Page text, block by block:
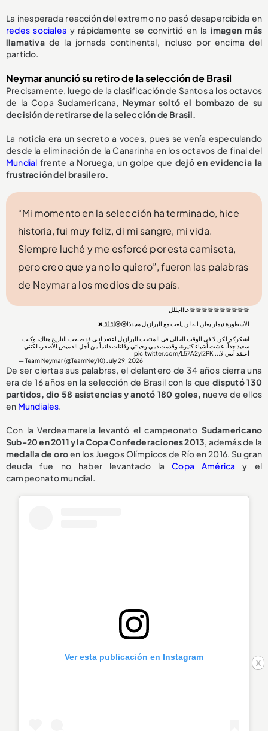
x
La inesperada reacción del extremo no pasó desapercibida en
redes sociales y rápidamente se convirtió en la imagen más
llamativade la jornada continental, incluso por encima del
partido.
Neymar anunció su retiro de la selección de Brasil
Precisamente, luego de la clasificación de Santos a los octavos
de la Copa Sudamericana, Neymar soltó el bombazo de su
decisión deretirarse de la selección de Brasil.
La noticia era un secreto a voces, pues se venía especulando
desde la eliminación de la Canarinha en los octavos de final del
Mundial frente a Noruega, un golpe que dejó en evidencia la
frustración del brasilero.
“Mi momento en la selección ha terminado, hice
historia, fui muy feliz, di mi sangre, mi vida.
Siempre luché y me esforcé por esta camiseta,
pero creo que ya no lo quiero”, fueron las palabras
de Neymar a los medios de su país.
🚨🚨🚨🚨🚨🚨🚨🚨🚨🚨عاااجللل
الأسطورة نيمار يعلن انه لن يلعب مع البرازيل مجددًا😢😢🇧🇷❌
اشكركم لكن لا في الوقت الحالي في المنتخب البرازيل اعتقد انني قد صنعت التاريخ هناك، وكنت
سعيد جداً. عشت أشياء كثيرة، وقدمت دمي وحياتي وقاتلت دائماً من أجل القميص الأصفر، لكنني
أعتقد أنني لا... pic.twitter.com/L57A2yi2PK
— Team Neymar (@TeamNey10) July 29, 2026
De ser ciertas sus palabras, el delantero de 34 años cierra una
era de 16 años en la selección de Brasil con la quedisputó 130
partidos, dio 58 asistencias y anotó 180 goles, nueve de ellos
en Mundiales.
Con la Verdeamarela levantó el campeonato Sudamericano
Sub-20 en 2011 y la Copa Confederaciones 2013, además de la
medalla de oroen los Juegos Olímpicos de Río en 2016. Su gran
deuda fue no haber levantado laCopa América y el
campeonato mundial.
Ver esta publicación en Instagram